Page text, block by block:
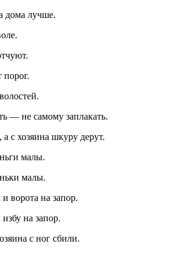
дома лучше.
порог.
— не самому заплакать.
с хозяина шкуру дерут.
малы.
малы.
ворота на запор.
на запор.
с ног сбили.